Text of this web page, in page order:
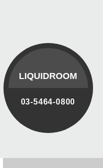
LIQUIDROOM
03-5464-0800